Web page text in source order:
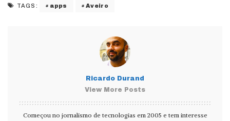
TAGS: apps Aveiro
Ricardo Durand
View More Posts
Começou no jornalismo de tecnologias em 2005 e tem interesse